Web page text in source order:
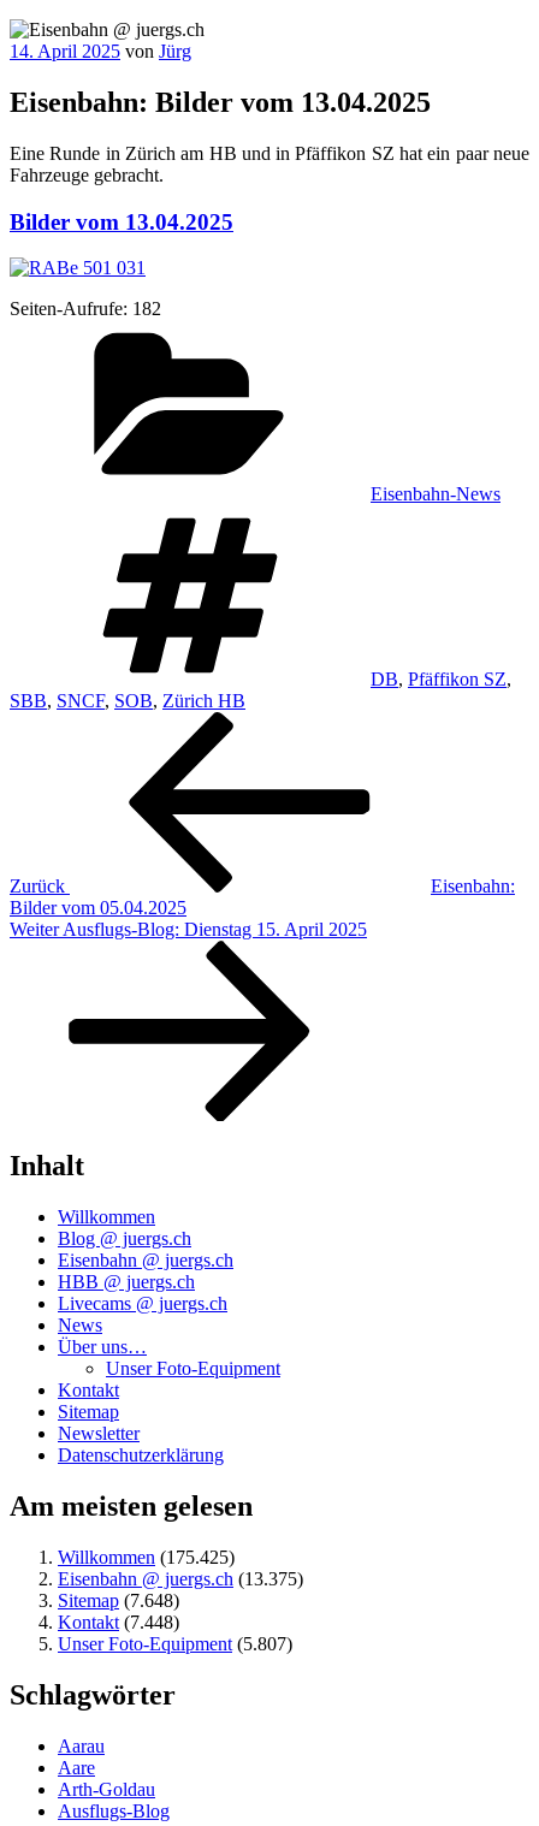
Veröffentlicht
14. April 2025 von Jürg
Eisenbahn: Bilder vom 13.04.2025
Eine Run­de in Zürich am HB und in Pfäf­fi­kon SZ hat ein paar neue
Fahr­zeu­ge gebracht.
Bilder vom 13.04.2025
Sei­ten-Auf­ru­fe: 182
Eisenbahn-News
DB, Pfäffikon SZ,
SBB, SNCF, SOB, Zürich HB
Beitragsnavigation
Zurück
Eisenbahn:
Bilder vom 05.04.2025
Nächster
Weiter Ausflugs-Blog: Dienstag 15. April 2025
Inhalt
Willkommen
Blog @ juergs.ch
Eisenbahn @ juergs.ch
HBB @ juergs.ch
Livecams @ juergs.ch
News
Über uns…
Unser Foto-Equipment
Kontakt
Sitemap
Newsletter
Datenschutzerklärung
Am meisten gelesen
Willkommen (175.425)
Eisenbahn @ juergs.ch (13.375)
Sitemap (7.648)
Kontakt (7.448)
Unser Foto-Equipment (5.807)
Schlagwörter
Aarau
Aare
Arth-Goldau
Ausflugs-Blog